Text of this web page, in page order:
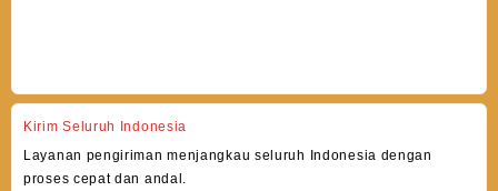
Kirim Seluruh Indonesia
Layanan pengiriman menjangkau seluruh Indonesia dengan
proses cepat dan andal.